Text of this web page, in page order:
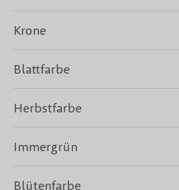
Krone
Blattfarbe
Herbstfarbe
Immergrün
Blütenfarbe